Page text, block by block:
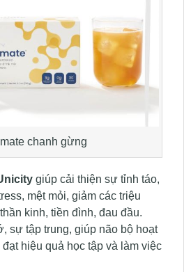
chanh gừng
giúp cải thiện sự tỉnh táo,
mệt mỏi, giảm các triệu
kinh, tiền đình, đau đầu.
sự tập trung, giúp não bộ hoạt
hiệu quả học tập và làm việc